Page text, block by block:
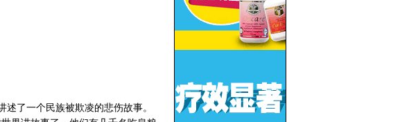
了一个民族被欺凌的悲伤故事。